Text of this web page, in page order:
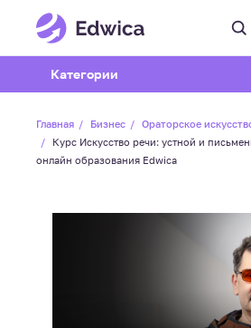
Открыть подменю
Категории
Главная Бизнес
Ораторское
Курс Искусство речи: устной и
онлайн образования Edwica